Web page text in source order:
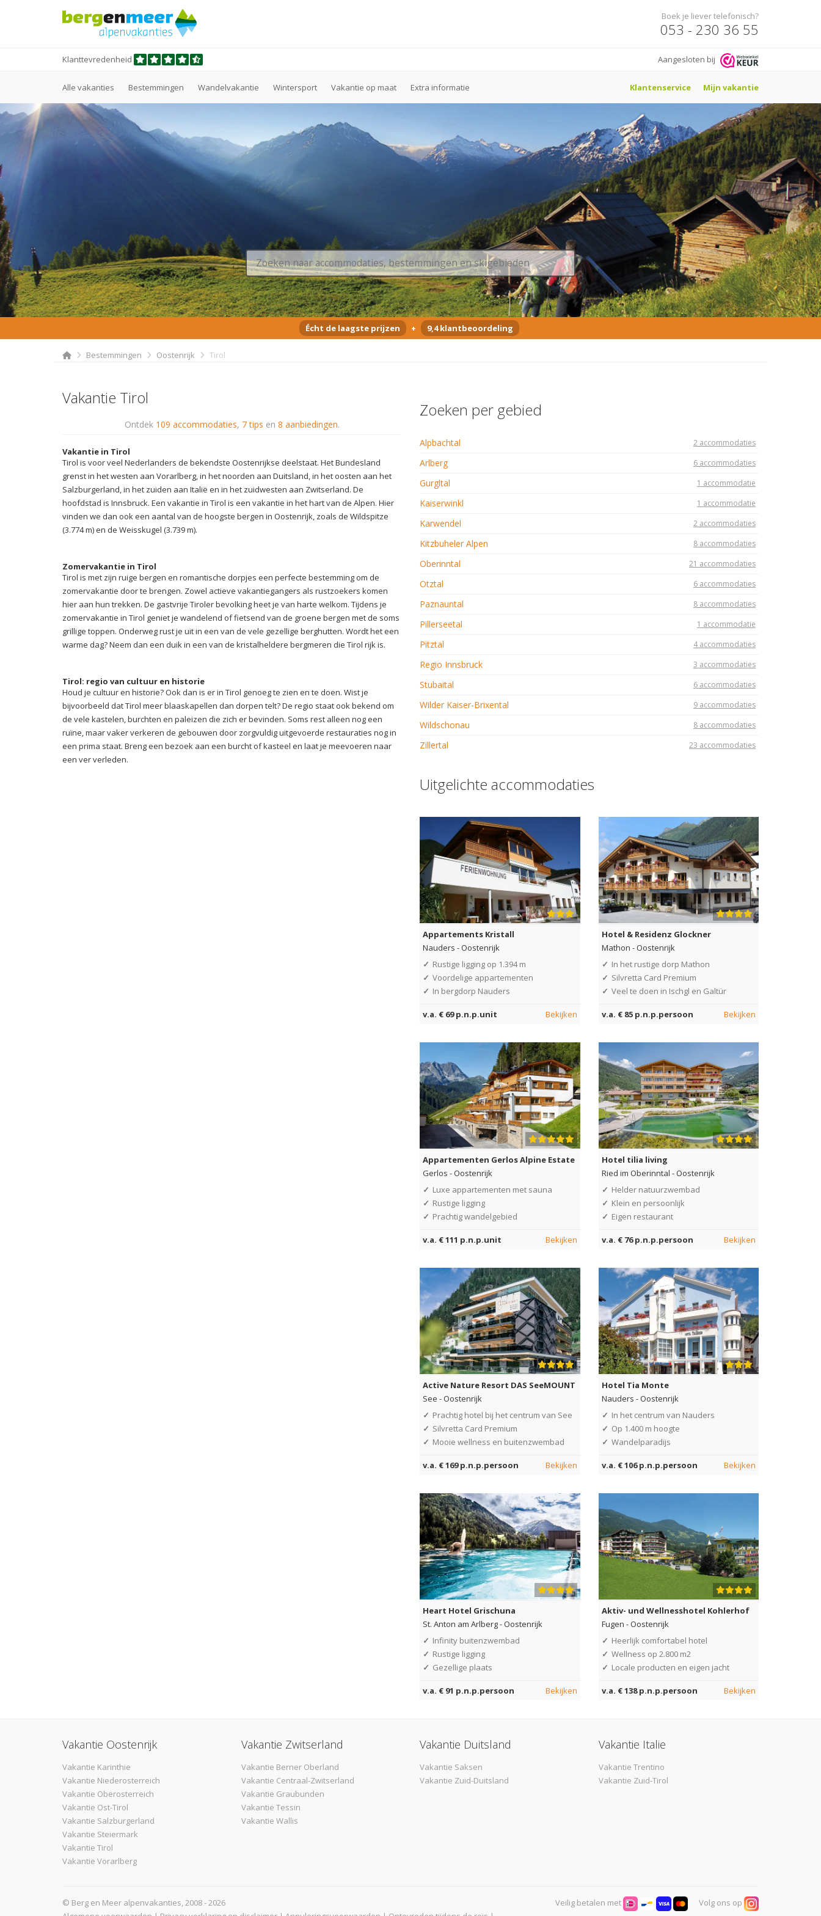
Boek je liever telefonisch?
053 - 230 36 55
Klanttevredenheid Aangesloten bij
Alle vakanties Bestemmingen Wandelvakantie Wintersport Vakantie op maat Extra informatie Klantenservice Mijn vakantie
Écht de laagste prijzen + 9,4 klantbeoordeling
Bestemmingen Oostenrijk Tirol
Vakantie Tirol
Ontdek 109 accommodaties, 7 tips en 8 aanbiedingen.
Vakantie in Tirol
Tirol is voor veel Nederlanders de bekendste Oostenrijkse deelstaat. Het Bundesland
grenst in het westen aan Vorarlberg, in het noorden aan Duitsland, in het oosten aan het
Salzburgerland, in het zuiden aan Italië en in het zuidwesten aan Zwitserland. De
hoofdstad is Innsbruck. Een vakantie in Tirol is een vakantie in het hart van de Alpen. Hier
vinden we dan ook een aantal van de hoogste bergen in Oostenrijk, zoals de Wildspitze
(3.774 m) en de Weisskugel (3.739 m).
Zomervakantie in Tirol
Tirol is met zijn ruige bergen en romantische dorpjes een perfecte bestemming om de
zomervakantie door te brengen. Zowel actieve vakantiegangers als rustzoekers komen
hier aan hun trekken. De gastvrije Tiroler bevolking heet je van harte welkom. Tijdens je
zomervakantie in Tirol geniet je wandelend of fietsend van de groene bergen met de soms
grillige toppen. Onderweg rust je uit in een van de vele gezellige berghutten. Wordt het een
warme dag? Neem dan een duik in een van de kristalheldere bergmeren die Tirol rijk is.
Tirol: regio van cultuur en historie
Houd je cultuur en historie? Ook dan is er in Tirol genoeg te zien en te doen. Wist je
bijvoorbeeld dat Tirol meer blaaskapellen dan dorpen telt? De regio staat ook bekend om
de vele kastelen, burchten en paleizen die zich er bevinden. Soms rest alleen nog een
ruïne, maar vaker verkeren de gebouwen door zorgvuldig uitgevoerde restauraties nog in
een prima staat. Breng een bezoek aan een burcht of kasteel en laat je meevoeren naar
een ver verleden.
Zoeken per gebied
Alpbachtal 2 accommodaties
Arlberg 6 accommodaties
Gurgltal 1 accommodatie
Kaiserwinkl 1 accommodatie
Karwendel 2 accommodaties
Kitzbuheler Alpen 8 accommodaties
Oberinntal 21 accommodaties
Otztal 6 accommodaties
Paznauntal 8 accommodaties
Pillerseetal 1 accommodatie
Pitztal 4 accommodaties
Regio Innsbruck 3 accommodaties
Stubaital 6 accommodaties
Wilder Kaiser-Brixental 9 accommodaties
Wildschonau 8 accommodaties
Zillertal 23 accommodaties
Uitgelichte accommodaties
Appartements Kristall
Nauders -Oostenrijk
✓ Rustige ligging op 1.394 m
✓ Voordelige appartementen
✓ In bergdorp Nauders
v.a. € 69 p.n.p.unit Bekijken
Hotel & Residenz Glockner
Mathon -Oostenrijk
✓ In het rustige dorp Mathon
✓ Silvretta Card Premium
✓ Veel te doen in Ischgl en Galtür
v.a. € 85 p.n.p.persoon Bekijken
Appartementen Gerlos Alpine Estate
Gerlos -Oostenrijk
✓ Luxe appartementen met sauna
✓ Rustige ligging
✓ Prachtig wandelgebied
v.a. € 111 p.n.p.unit Bekijken
Hotel tilia living
Ried im Oberinntal -Oostenrijk
✓ Helder natuurzwembad
✓ Klein en persoonlijk
✓ Eigen restaurant
v.a. € 76 p.n.p.persoon Bekijken
Active Nature Resort DAS SeeMOUNT
See -Oostenrijk
✓ Prachtig hotel bij het centrum van See
✓ Silvretta Card Premium
✓ Mooie wellness en buitenzwembad
v.a. € 169 p.n.p.persoon Bekijken
Hotel Tia Monte
Nauders -Oostenrijk
✓ In het centrum van Nauders
✓ Op 1.400 m hoogte
✓ Wandelparadijs
v.a. € 106 p.n.p.persoon Bekijken
Heart Hotel Grischuna
St. Anton am Arlberg-Oostenrijk
✓ Infinity buitenzwembad
✓ Rustige ligging
✓ Gezellige plaats
v.a. € 91 p.n.p.persoon Bekijken
Aktiv- und Wellnesshotel Kohlerhof
Fugen -Oostenrijk
✓ Heerlijk comfortabel hotel
✓ Wellness op 2.800 m2
✓ Locale producten en eigen jacht
v.a. € 138 p.n.p.persoon Bekijken
Vakantie Oostenrijk
Vakantie Karinthie
Vakantie Niederosterreich
Vakantie Oberosterreich
Vakantie Ost-Tirol
Vakantie Salzburgerland
Vakantie Steiermark
Vakantie Tirol
Vakantie Vorarlberg
Vakantie Zwitserland
Vakantie Berner Oberland
Vakantie Centraal-Zwitserland
Vakantie Graubunden
Vakantie Tessin
Vakantie Wallis
Vakantie Duitsland
Vakantie Saksen
Vakantie Zuid-Duitsland
Vakantie Italie
Vakantie Trentino
Vakantie Zuid-Tirol
© Berg en Meer alpenvakanties, 2008 - 2026
Veilig betalen met Volg ons op